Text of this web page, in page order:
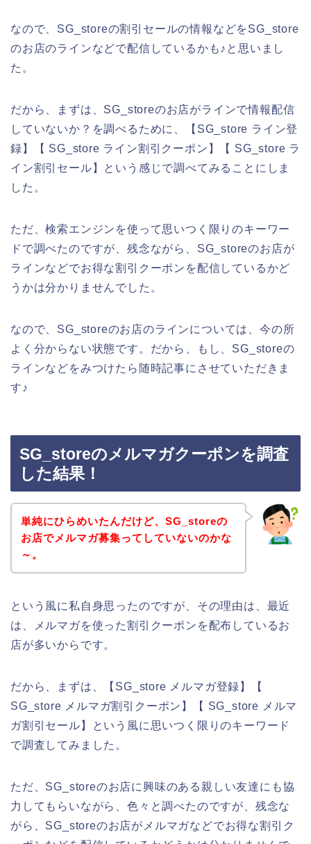
なので、SG_storeの割引セールの情報などをSG_store
のお店のラインなどで配信しているかも♪と思いまし
た。
だから、まずは、SG_storeのお店がラインで情報配信
していないか？を調べるために、【SG_store ライン登
録】【 SG_store ライン割引クーポン】【 SG_store ラ
イン割引セール】という感じで調べてみることにしま
した。
ただ、検索エンジンを使って思いつく限りのキーワー
ドで調べたのですが、残念ながら、SG_storeのお店が
ラインなどでお得な割引クーポンを配信しているかど
うかは分かりませんでした。
なので、SG_storeのお店のラインについては、今の所
よく分からない状態です。だから、もし、SG_storeの
ラインなどをみつけたら随時記事にさせていただきま
す♪
SG_storeのメルマガクーポンを調査
した結果！
単純にひらめいたんだけど、SG_storeの
お店でメルマガ募集ってしていないのかな
～。
という風に私自身思ったのですが、その理由は、最近
は、メルマガを使った割引クーポンを配布しているお
店が多いからです。
だから、まずは、【SG_store メルマガ登録】【
SG_store メルマガ割引クーポン】【 SG_store メルマ
ガ割引セール】という風に思いつく限りのキーワード
で調査してみました。
ただ、SG_storeのお店に興味のある親しい友達にも協
力してもらいながら、色々と調べたのですが、残念な
がら、SG_storeのお店がメルマガなどでお得な割引ク